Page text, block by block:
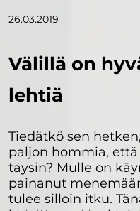
26.03.2019
Välillä on
lehtiä
Tiedätkö sen
paljon hommia,
täysin? Mulle on
painanut
tulee silloin itku.